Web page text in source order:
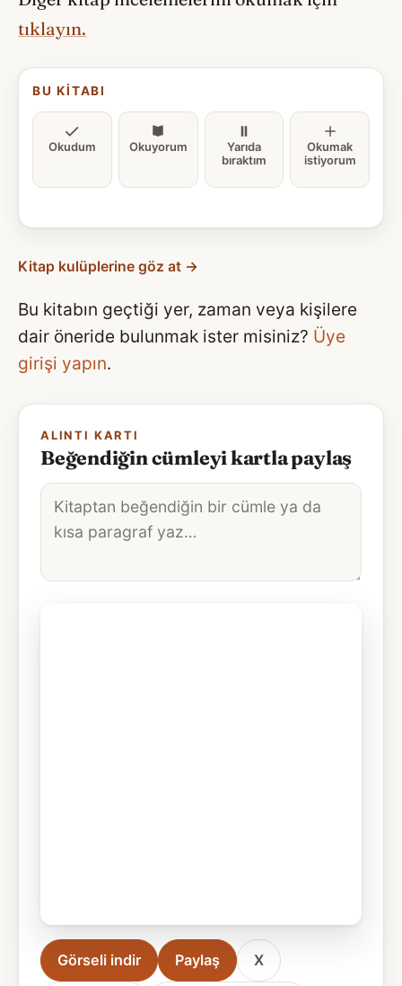
tıklayın.
BU KITABI
Okudum Okuyorum
Yarıda
bıraktım
Okumak
istiyorum
Kitap kulüplerine göz at →
Bu kitabın geçtiği yer, zaman veya kişilere
dair öneride bulunmak ister misiniz? Üye
girişi yapın.
ALINTI KARTI
Beğendiğin cümleyi kartla paylaş
Alıntı
metni
Görseli indir Paylaş X